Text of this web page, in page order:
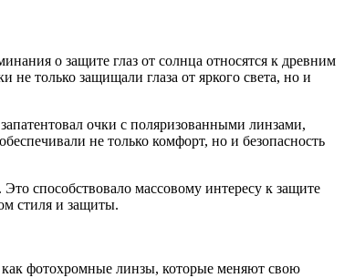
о защите глаз от солнца относятся к древним
только защищали глаза от яркого света, но и
очки с поляризованными линзами,
не только комфорт, но и безопасность
способствовало массовому интересу к защите
стиля и защиты.
как фотохромные линзы, которые меняют свою